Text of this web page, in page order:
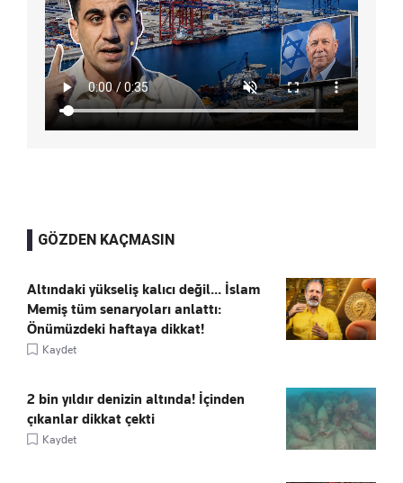
GÖZDEN KAÇMASIN
Altındaki yükseliş kalıcı değil... İslam
Memiş tüm senaryoları anlattı:
Önümüzdeki haftaya dikkat!
Kaydet
2 bin yıldır denizin altında! İçinden
çıkanlar dikkat çekti
Kaydet